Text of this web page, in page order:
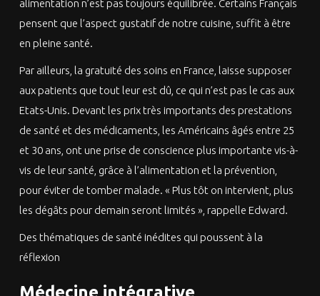
alimentation n’est pas toujours équilibrée. Certains Français
pensent que l’aspect gustatif de notre cuisine, suffit à être
en pleine santé.
Par ailleurs, la gratuité des soins en France, laisse supposer
aux patients que tout leur est dû, ce qui n’est pas le cas aux
Etats-Unis. Devant les prix très importants des prestations
de santé et des médicaments, les Américains âgés entre 25
et 30 ans, ont une prise de conscience plus importante vis-à-
vis de leur santé, grâce à l’alimentation et la prévention,
pour éviter de tomber malade. « Plus tôt on intervient, plus
les dégâts pour demain seront limités », rappelle Edward.
Des thématiques de santé inédites qui poussent à la
réflexion
Médecine intégrative